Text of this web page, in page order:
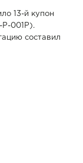
13-й купон
001P).
составил